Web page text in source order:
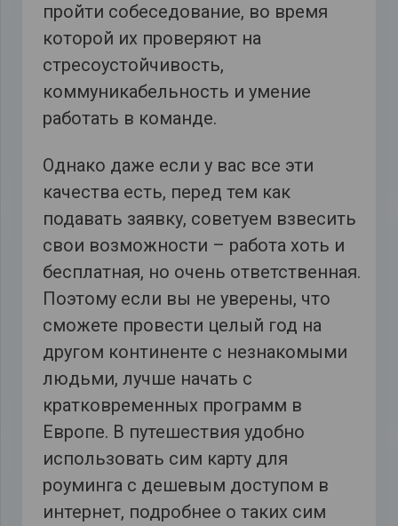
пройти собеседование, во время
которой их проверяют на
стресоустойчивость,
коммуникабельность и умение
работать в команде.
Однако даже если у вас все эти
качества есть, перед тем как
подавать заявку, советуем взвесить
свои возможности – работа хоть и
бесплатная, но очень ответственная.
Поэтому если вы не уверены, что
сможете провести целый год на
другом континенте с незнакомыми
людьми, лучше начать с
кратковременных программ в
Европе. В путешествия удобно
использовать сим карту для
роуминга с дешевым доступом в
интернет, подробнее о таких сим